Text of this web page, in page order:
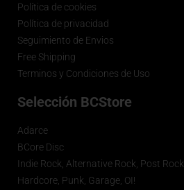
Política de cookies
Política de privacidad
Seguimiento de Envios
Free Shipping
Terminos y Condiciones de Uso
Selección BCStore
Adarce
BCore Disc
Indie Rock, Alternative Rock, Post Rock
Hardcore, Punk, Garage, OI!